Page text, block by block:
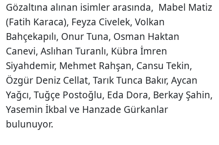
Gözaltına alınan isimler arasında, Mabel Matiz
(Fatih Karaca), Feyza Civelek, Volkan
Bahçekapılı, Onur Tuna, Osman Haktan
Canevi, Aslıhan Turanlı, Kübra İmren
Siyahdemir, Mehmet Rahşan, Cansu Tekin,
Özgür Deniz Cellat, Tarık Tunca Bakır, Aycan
Yağcı, Tuğçe Postoğlu, Eda Dora, Berkay Şahin,
Yasemin İkbal ve Hanzade Gürkanlar
bulunuyor.